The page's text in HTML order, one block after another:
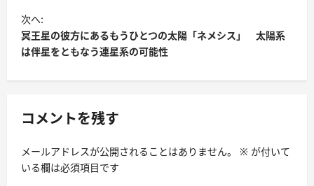
次へ:
冥王星の彼方にあるもうひとつの太陽「ネメシス」 太陽系
は伴星をともなう連星系の可能性
コメントを残す
メールアドレスが公開されることはありません。 ※ が付いて
いる欄は必須項目です